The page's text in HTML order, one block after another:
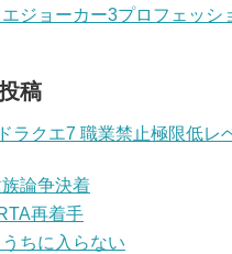
エジョーカー3プロフェッシ
稿
ラクエ7 職業禁止極限低レ
論争決着
再着手
ちに入らない